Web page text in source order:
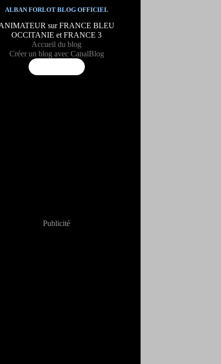
ALBAN FORLOT BLOG OFFICIEL
sur FRANCE BLEU
OCCITANIE et FRANCE 3
Accueil du blog
Créer un blog avec CanalBlog
Publicité